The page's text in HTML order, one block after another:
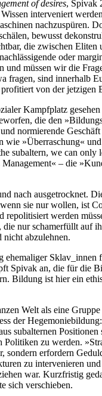
of desires, Spivak
interveniert
nachzuspüren.
bewusst
die zwischen Eliten
oder
und müssen wir die
fragen, sind innerhalb
von der jetzigen
Kampfplatz
die den
normierende
»Überraschung«
subaltern, we can only
– die
nach ausgetrocknet.
sie nur wollen, ist
werden
die nur schamerfüllt auf
nicht abzulehnen.
Sklav_innen
Spivak an, die für die
Bildung ist hier ein
Welt als eine
der
subalternen Positionen
Politiken zu werden.
sondern erfordern
zu intervenieren
war. Kurzfristig
sich verschieben.